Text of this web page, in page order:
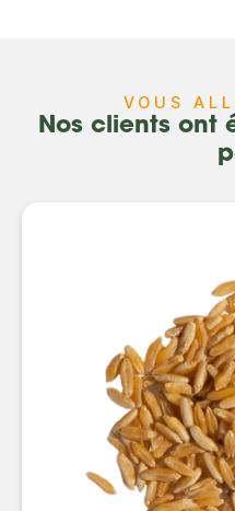
VOUS
Nos clients ont